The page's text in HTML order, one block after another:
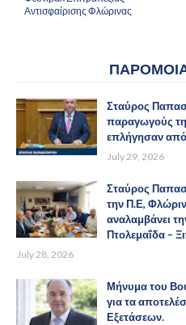
Αντισφαίρισης Φλώρινας
Σταύρος
παραγωγούς
επλήγησαν από
July 29, 2026
Σταύρος
την Π.Ε,
αναλαμβάνει
Πτολεμαΐδα –
July 28, 2026
Μήνυμα του
για τα
Εξετάσεων.